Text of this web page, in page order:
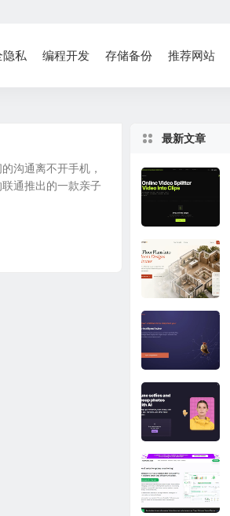
隐私 编程开发 存储备份 推荐网站
沟通离不开手机，
通推出的一款亲子
最新文章